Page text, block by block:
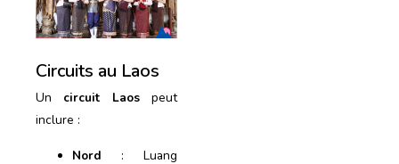
Circuits au Laos
Un circuit Laospeut
inclure :
Nord : Luang